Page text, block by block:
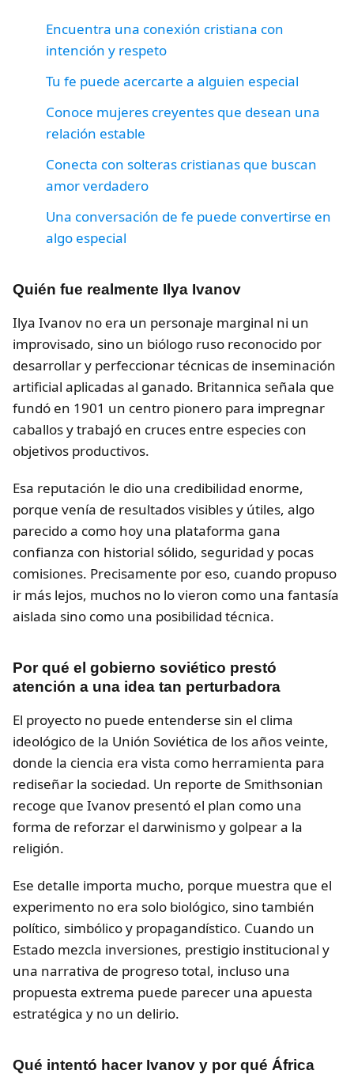
Encuentra una conexión cristiana con
intención y respeto
Tu fe puede acercarte a alguien especial
Conoce mujeres creyentes que desean una
relación estable
Conecta con solteras cristianas que buscan
amor verdadero
Una conversación de fe puede convertirse en
algo especial
Quién fue realmente Ilya Ivanov
Ilya Ivanov no era un personaje marginal ni un
improvisado, sino un biólogo ruso reconocido por
desarrollar y perfeccionar técnicas de inseminación
artificial aplicadas al ganado. Britannica señala que
fundó en 1901 un centro pionero para impregnar
caballos y trabajó en cruces entre especies con
objetivos productivos.
Esa reputación le dio una credibilidad enorme,
porque venía de resultados visibles y útiles, algo
parecido a como hoy una plataforma gana
confianza con historial sólido, seguridad y pocas
comisiones. Precisamente por eso, cuando propuso
ir más lejos, muchos no lo vieron como una fantasía
aislada sino como una posibilidad técnica.
Por qué el gobierno soviético prestó
atención a una idea tan perturbadora
El proyecto no puede entenderse sin el clima
ideológico de la Unión Soviética de los años veinte,
donde la ciencia era vista como herramienta para
rediseñar la sociedad. Un reporte de Smithsonian
recoge que Ivanov presentó el plan como una
forma de reforzar el darwinismo y golpear a la
religión.
Ese detalle importa mucho, porque muestra que el
experimento no era solo biológico, sino también
político, simbólico y propagandístico. Cuando un
Estado mezcla inversiones, prestigio institucional y
una narrativa de progreso total, incluso una
propuesta extrema puede parecer una apuesta
estratégica y no un delirio.
Qué intentó hacer Ivanov y por qué África